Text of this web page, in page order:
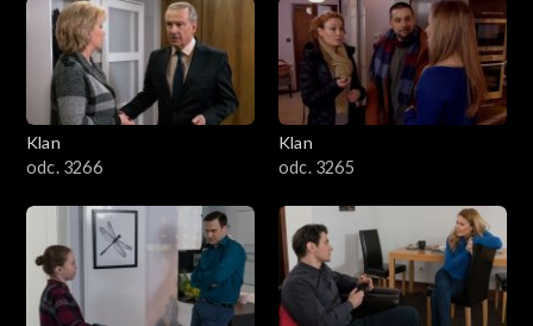
Klan
odc. 3266
Klan
odc. 3265